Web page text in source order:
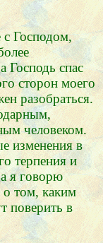
с Господом,
Господь спас
сторон моего
разобраться.
человеком.
изменения в
терпения и
я говорю
том, каким
поверить в